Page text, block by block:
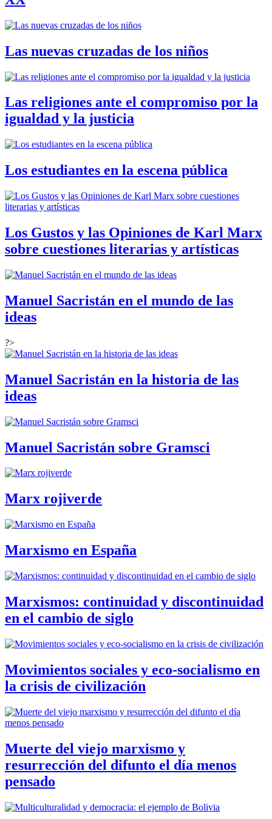
Las nuevas cruzadas de los niños
Las religiones ante el compromiso por la
igualdad y la justicia
Los estudiantes en la escena pública
Los Gustos y las Opiniones de Karl Marx
sobre cuestiones literarias y artísticas
Manuel Sacristán en el mundo de las
ideas
?>
Manuel Sacristán en la historia de las
ideas
Manuel Sacristán sobre Gramsci
Marx rojiverde
Marxismo en España
Marxismos: continuidad y discontinuidad
en el cambio de siglo
Movimientos sociales y eco-socialismo en
la crisis de civilización
Muerte del viejo marxismo y
resurrección del difunto el día menos
pensado